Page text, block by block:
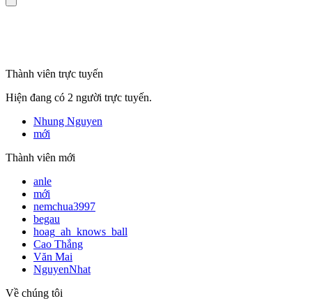
Thành viên trực tuyến
Hiện đang có 2 người trực tuyến.
Nhung Nguyen
mới
Thành viên mới
anle
mới
nemchua3997
begau
hoag_ah_knows_ball
Cao Thắng
Văn Mai
NguyenNhat
Về chúng tôi